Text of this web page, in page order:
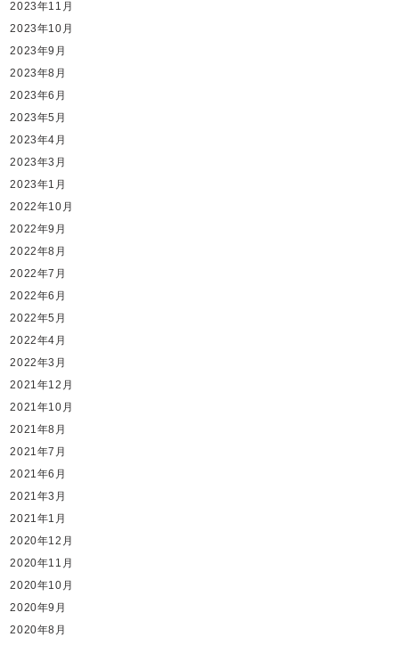
2023年11月
2023年10月
2023年9月
2023年8月
2023年6月
2023年5月
2023年4月
2023年3月
2023年1月
2022年10月
2022年9月
2022年8月
2022年7月
2022年6月
2022年5月
2022年4月
2022年3月
2021年12月
2021年10月
2021年8月
2021年7月
2021年6月
2021年3月
2021年1月
2020年12月
2020年11月
2020年10月
2020年9月
2020年8月